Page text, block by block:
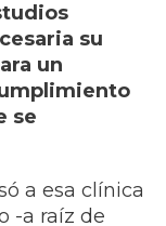
su
un
se
a esa clínica
-a raíz de